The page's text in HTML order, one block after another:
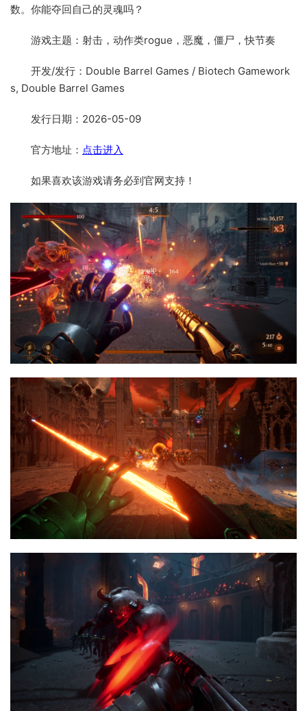
数。你能夺回自己的灵魂吗？
游戏主题：射击，动作类rogue，恶魔，僵尸，快节奏
开发/发行：Double Barrel Games / Biotech Gamework
s, Double Barrel Games
发行日期：2026-05-09
官方地址： 点击进入
如果喜欢该游戏请务必到官网支持！